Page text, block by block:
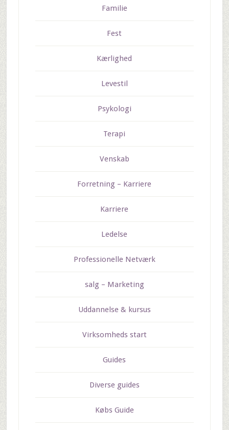
Familie
Fest
Kærlighed
Levestil
Psykologi
Terapi
Venskab
Forretning – Karriere
Karriere
Ledelse
Professionelle Netværk
salg – Marketing
Uddannelse & kursus
Virksomheds start
Guides
Diverse guides
Købs Guide